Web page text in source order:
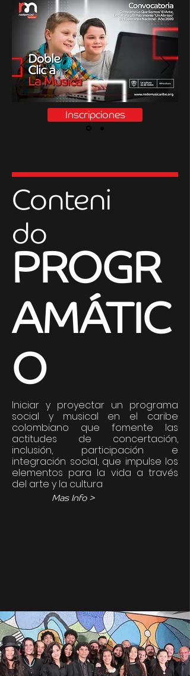
Inscripciones
PROGR
AMÁTIC
O
Conteni
do
Iniciar y proyectar un programa
social y musical en el caribe
colombiano que fomente las
actitudes de concertación,
inclusión, participación e
integración social, que impulse los
elementos para la vida a través
del arte y la cultura
Mas Info >